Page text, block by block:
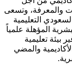
والمعرفة، وتسعى
التعليمية
المؤهلة علمياً
بيئة تعليمية
والمضي